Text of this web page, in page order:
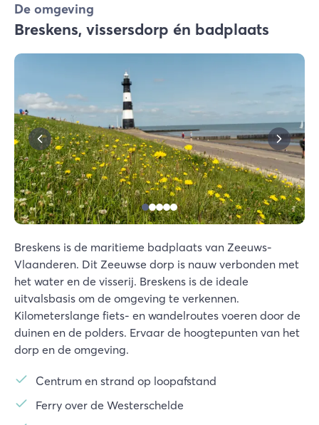
De omgeving
Breskens, vissersdorp én badplaats
Breskens is de maritieme badplaats van Zeeuws-
Vlaanderen. Dit Zeeuwse dorp is nauw verbonden met
het water en de visserij. Breskens is de ideale
uitvalsbasis om de omgeving te verkennen.
Kilometerslange fiets- en wandelroutes voeren door de
duinen en de polders. Ervaar de hoogtepunten van het
dorp en de omgeving.
Centrum en strand op loopafstand
Ferry over de Westerschelde